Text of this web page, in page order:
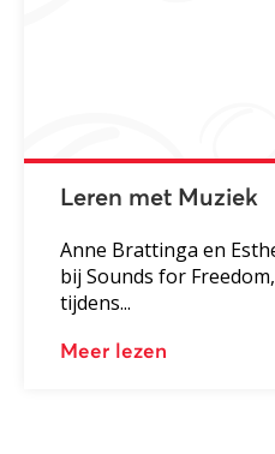
Leren met Muziek
Anne Brattinga en
bij Sounds for
tijdens...
Meer lezen